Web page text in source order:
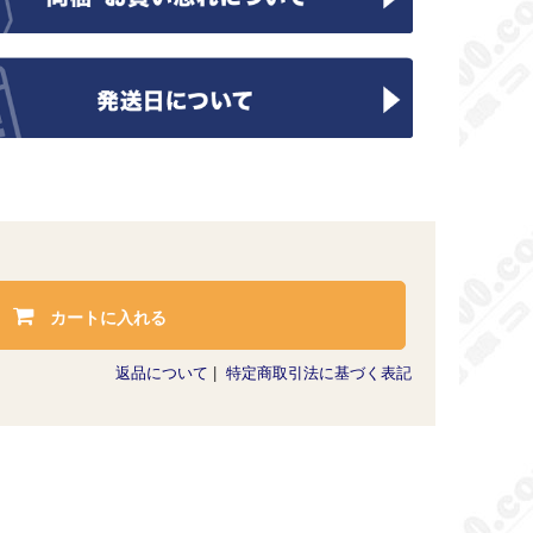
カートに入れる
返品について 特定商取引法に基づく表記